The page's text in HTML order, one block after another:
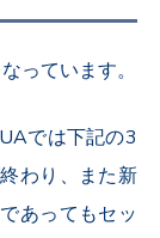
っています。
では下記の3
わり、また新
あってもセッ